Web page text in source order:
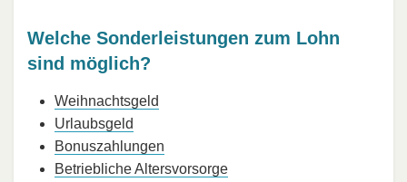
Welche Sonderleistungen zum Lohn
sind möglich?
Weihnachtsgeld
Urlaubsgeld
Bonuszahlungen
Betriebliche Altersvorsorge